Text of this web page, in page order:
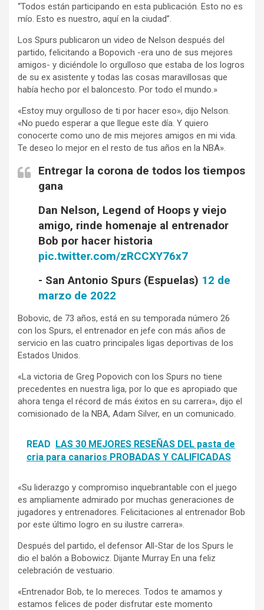
“Todos están participando en esta publicación. Esto no es
mío. Esto es nuestro, aquí en la ciudad”.
Los Spurs publicaron un video de Nelson después del
partido, felicitando a Bopovich -era uno de sus mejores
amigos- y diciéndole lo orgulloso que estaba de los logros
de su ex asistente y todas las cosas maravillosas que
había hecho por el baloncesto. Por todo el mundo.»
«Estoy muy orgulloso de ti por hacer eso», dijo Nelson.
«No puedo esperar a que llegue este día. Y quiero
conocerte como uno de mis mejores amigos en mi vida.
Te deseo lo mejor en el resto de tus años en la NBA».
Entregar la corona de todos los tiempos
gana
Dan Nelson, Legend of Hoops y viejo
amigo, rinde homenaje al entrenador
Bob por hacer historia
pic.twitter.com/zRCCXY76x7
- San Antonio Spurs (Espuelas) 12 de
marzo de 2022
Bobovic, de 73 años, está en su temporada número 26
con los Spurs, el entrenador en jefe con más años de
servicio en las cuatro principales ligas deportivas de los
Estados Unidos.
«La victoria de Greg Popovich con los Spurs no tiene
precedentes en nuestra liga, por lo que es apropiado que
ahora tenga el récord de más éxitos en su carrera», dijo el
comisionado de la NBA, Adam Silver, en un comunicado.
READ LAS 30 MEJORES RESEÑAS DEL pasta de
cria para canarios PROBADAS Y CALIFICADAS
«Su liderazgo y compromiso inquebrantable con el juego
es ampliamente admirado por muchas generaciones de
jugadores y entrenadores. Felicitaciones al entrenador Bob
por este último logro en su ilustre carrera».
Después del partido, el defensor All-Star de los Spurs le
dio el balón a Bobowicz. Dijante Murray En una feliz
celebración de vestuario.
«Entrenador Bob, te lo mereces. Todos te amamos y
estamos felices de poder disfrutar este momento